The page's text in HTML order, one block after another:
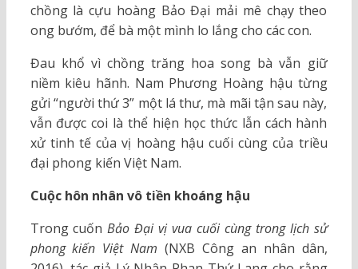
chồng là cựu hoàng Bảo Đại mải mê chạy theo
ong bướm, để bà một mình lo lắng cho các con.
Đau khổ vì chồng trăng hoa song bà vẫn giữ
niềm kiêu hãnh. Nam Phương Hoàng hậu từng
gửi “người thứ 3” một lá thư, mà mãi tận sau này,
vẫn được coi là thể hiện học thức lẫn cách hành
xử tinh tế của vị hoàng hậu cuối cùng của triều
đại phong kiến Việt Nam.
Cuộc hôn nhân vô tiền khoáng hậu
Trong cuốnBảo Đại vị vua cuối cùng trong lịch sử
phong kiến Việt Nam (NXB Công an nhân dân,